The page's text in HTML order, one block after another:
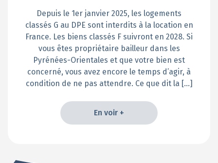
Depuis le 1er janvier 2025, les logements
classés G au DPE sont interdits à la location en
France. Les biens classés F suivront en 2028. Si
vous êtes propriétaire bailleur dans les
Pyrénées-Orientales et que votre bien est
concerné, vous avez encore le temps d’agir, à
condition de ne pas attendre. Ce que dit la […]
En voir +